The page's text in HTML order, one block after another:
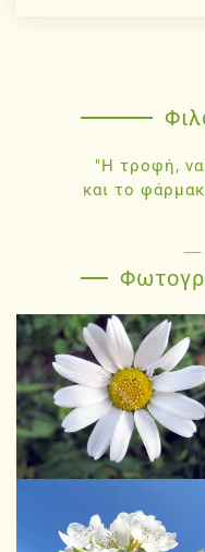
"Η τροφή, να
και το